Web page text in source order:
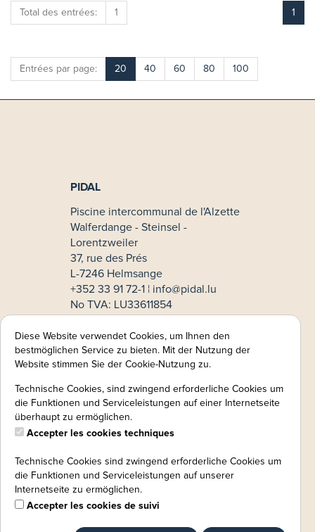
1
Total des entrées: 1
Entrées par page: 20 40 60 80 100
PIDAL
Piscine intercommunal de l'Alzette
Walferdange - Steinsel -
Lorentzweiler
37, rue des Prés
L-7246 Helmsange
+352 33 91 72-1 ¦ info@pidal.lu
No TVA: LU33611854
Mode de paiement
MasterCard
VISA
Informations légales:
Mentions légales
CGV
Protection des données:
instruction de révocation
Diese Website verwendet Cookies, um Ihnen den
bestmöglichen Service zu bieten. Mit der Nutzung der
Website stimmen Sie der Cookie-Nutzung zu.
Technische Cookies, sind zwingend erforderliche Cookies um
die Funktionen und Serviceleistungen auf einer Internetseite
überhaupt zu ermöglichen.
Accepter les cookies techniques
Technische Cookies sind zwingend erforderliche Cookies um
die Funktionen und Serviceleistungen auf unserer
Internetseite zu ermöglichen.
Accepter les cookies de suivi